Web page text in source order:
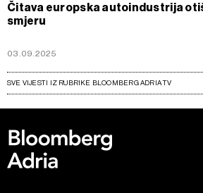
Čitava europska autoindustrija
smjeru
03.09.2025
SVE VIJESTI IZ RUBRIKE BLOOMBERG ADRIA TV